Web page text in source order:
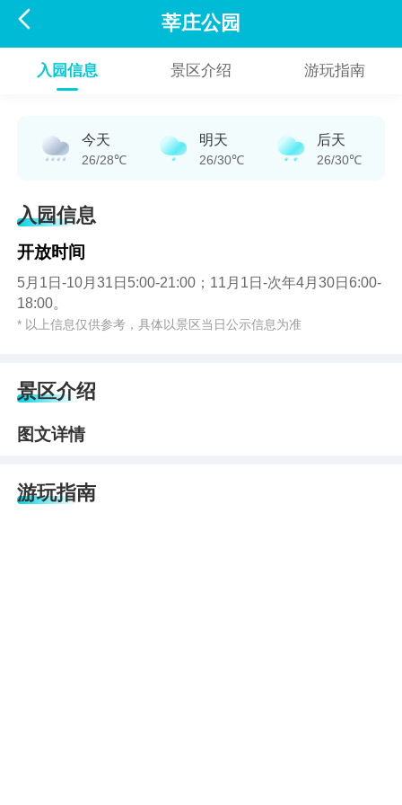
 莘庄公园
入园信息 景区介绍 游玩指南
今天
26/28℃
明天
26/30℃
后天
26/30℃
入园信息
开放时间
5月1日-10月31日5:00-21:00；11月1日-次年4月30日6:00-
18:00。
* 以上信息仅供参考，具体以景区当日公示信息为准
景区介绍
图文详情
游玩指南